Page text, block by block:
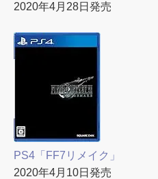
2020年4月28日発売
PS4「FF7リメイク」
2020年4月10日発売